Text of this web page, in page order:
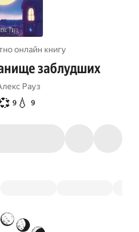
онлайн книгу
заблудших
Рауз
9 💧 9